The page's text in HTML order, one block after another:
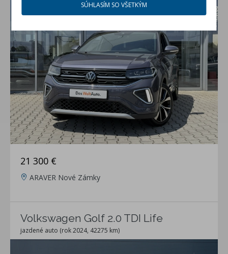
21 300 €
ARAVER Nové Zámky
Volkswagen Golf 2.0 TDI Life
jazdené auto (rok 2024, 42275 km)
SÚHLASÍM SO VŠETKÝM